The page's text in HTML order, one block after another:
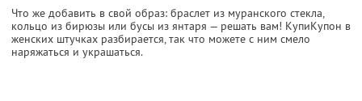
Что же добавить в свой образ: браслет из муранского стекла,
кольцо из бирюзы или бусы из янтаря — решать вам! КупиКупон в
женских штучках разбирается, так что можете с ним смело
наряжаться и украшаться.